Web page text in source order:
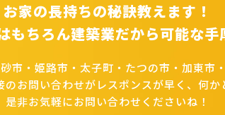
お家の長持ちの秘訣教えます！
もちろん建築業だから可能な手
・姫路市・太子町・たつの市・加東市
お問い合わせがレスポンスが早く、何か
是非お気軽にお問い合わせくださいね！